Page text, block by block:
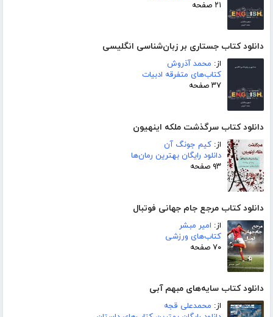
۲۱ صفحه
دانلود کتاب جستاری بر زبان‌شناسی انگلیسی
از: محمد آذروش
کتاب‌های متفرقه ادبیات
۳۷ صفحه
دانلود کتاب سرگذشت ملکه اینهیون
از: کیم جونگ آن
دانلود رایگان بهترین رمان‌ها
۹۳ صفحه
دانلود کتاب مرجع جام جهانی فوتبال
از: امیر مبشر
کتاب‌های ورزشی
۷۰ صفحه
دانلود کتاب سایه‌های مبهم آبی
از: محمدعلی قجه